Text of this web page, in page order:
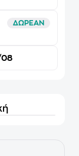
ΔΩΡΕΑΝ
08